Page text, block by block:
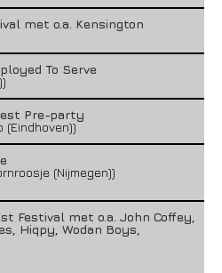
met o.a. Kensington
To Serve
Pre-party
(Eindhoven))
(Nijmegen))
Festival met o.a. John Coffey,
Hiqpy, Wodan Boys,